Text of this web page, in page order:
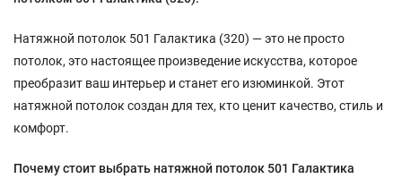
Натяжной потолок 501 Галактика (320) — это не просто
потолок, это настоящее произведение искусства, которое
преобразит ваш интерьер и станет его изюминкой. Этот
натяжной потолок создан для тех, кто ценит качество, стиль и
комфорт.
Почему стоит выбрать натяжной потолок 501 Галактика